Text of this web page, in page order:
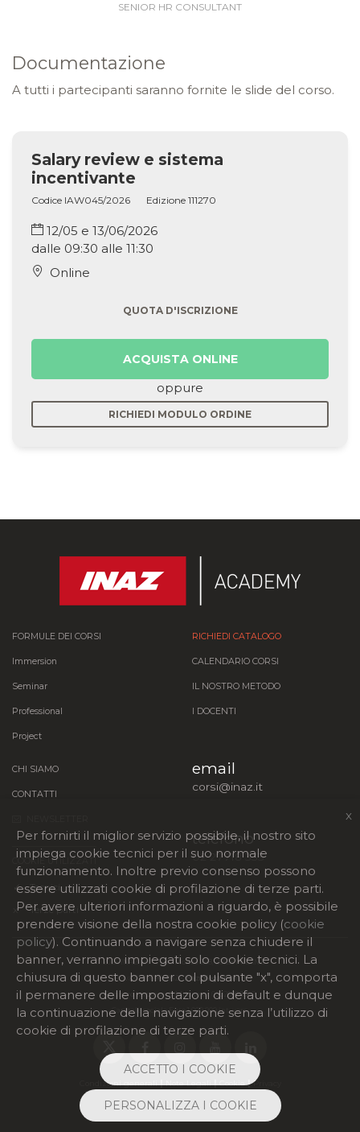
SENIOR HR CONSULTANT
Documentazione
A tutti i partecipanti saranno fornite le slide del corso.
Salary review e sistema
incentivante
Codice IAW045/2026 Edizione 111270
12/05 e 13/06/2026
dalle 09:30 alle 11:30
Online
QUOTA D'ISCRIZIONE
ACQUISTA ONLINE
oppure
RICHIEDI MODULO ORDINE
x
Per fornirti il miglior servizio possibile, il nostro sito
impiega cookie tecnici per il suo normale
funzionamento. Inoltre previo consenso possono
essere utilizzati cookie di profilazione di terze parti.
Per avere ulteriori informazioni a riguardo, è possibile
prendere visione della nostra cookie policy (cookie
policy). Continuando a navigare senza chiudere il
banner, verranno impiegati solo cookie tecnici. La
chiusura di questo banner col pulsante "x", comporta
il permanere delle impostazioni di default e dunque
la continuazione della navigazione senza l’utilizzo di
cookie di profilazione di terze parti.
ACCETTO I COOKIE
PERSONALIZZA I COOKIE
FORMULE DEI CORSI
Immersion
Seminar
Professional
Project
RICHIEDI CATALOGO
CALENDARIO CORSI
IL NOSTRO METODO
I DOCENTI
CHI SIAMO
CONTATTI
COOKIE UTILIZZATI
✓
Tecnici
x
Terze parti
email
corsi@inaz.it
telefono
02 27718 333
© 2026 INAZ srl - Viale Monza 268, 20128 MILANO
P. Iva 05026960962 -inaz@legalmail.it
Registro Imprese di Milano nr 05026960962
Capitale sociale Euro 1.000.000 int. vers.
Condizioni generali|Note Legali|Cookie|Privacy